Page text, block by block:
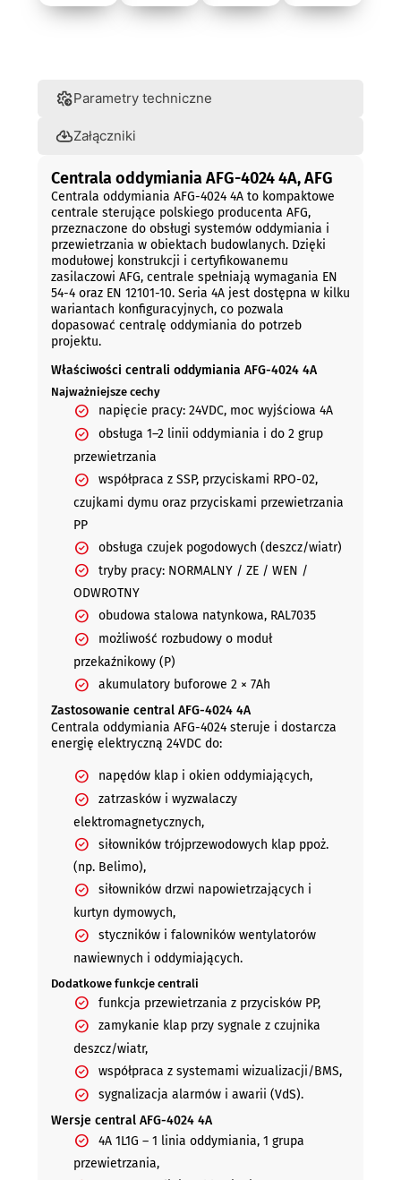
Parametry techniczne
Załączniki
Centrala oddymiania AFG-4024 4A, AFG
Centrala oddymiania AFG-4024 4A to kompaktowe
centrale sterujące polskiego producenta AFG,
przeznaczone do obsługi systemów oddymiania i
przewietrzania w obiektach budowlanych. Dzięki
modułowej konstrukcji i certyfikowanemu
zasilaczowi AFG, centrale spełniają wymagania EN
54-4 oraz EN 12101-10. Seria 4A jest dostępna w kilku
wariantach konfiguracyjnych, co pozwala
dopasować centralę oddymiania do potrzeb
projektu.
Właściwości centrali oddymiania AFG-4024 4A
Najważniejsze cechy
napięcie pracy: 24VDC, moc wyjściowa 4A
obsługa 1–2 linii oddymiania i do 2 grup
przewietrzania
współpraca z SSP, przyciskami RPO-02,
czujkami dymu oraz przyciskami przewietrzania
PP
obsługa czujek pogodowych (deszcz/wiatr)
tryby pracy: NORMALNY / ZE / WEN /
ODWROTNY
obudowa stalowa natynkowa, RAL7035
możliwość rozbudowy o moduł
przekaźnikowy (P)
akumulatory buforowe 2 × 7Ah
Zastosowanie central AFG-4024 4A
Centrala oddymiania AFG-4024 steruje i dostarcza
energię elektryczną 24VDC do:
napędów klap i okien oddymiających,
zatrzasków i wyzwalaczy
elektromagnetycznych,
siłowników trójprzewodowych klap ppoż.
(np. Belimo),
siłowników drzwi napowietrzających i
kurtyn dymowych,
styczników i falowników wentylatorów
nawiewnych i oddymiających.
Dodatkowe funkcje centrali
funkcja przewietrzania z przycisków PP,
zamykanie klap przy sygnale z czujnika
deszcz/wiatr,
współpraca z systemami wizualizacji/BMS,
sygnalizacja alarmów i awarii (VdS).
Wersje central AFG-4024 4A
4A 1L1G – 1 linia oddymiania, 1 grupa
przewietrzania,